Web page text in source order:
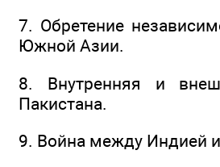
7. Обретение
Южной Азии.
8. Внутренняя и
Пакистана.
9. Война между Индией